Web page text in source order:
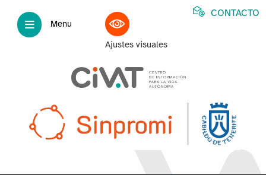
Menu
Ajustes visuales
CONTACTO